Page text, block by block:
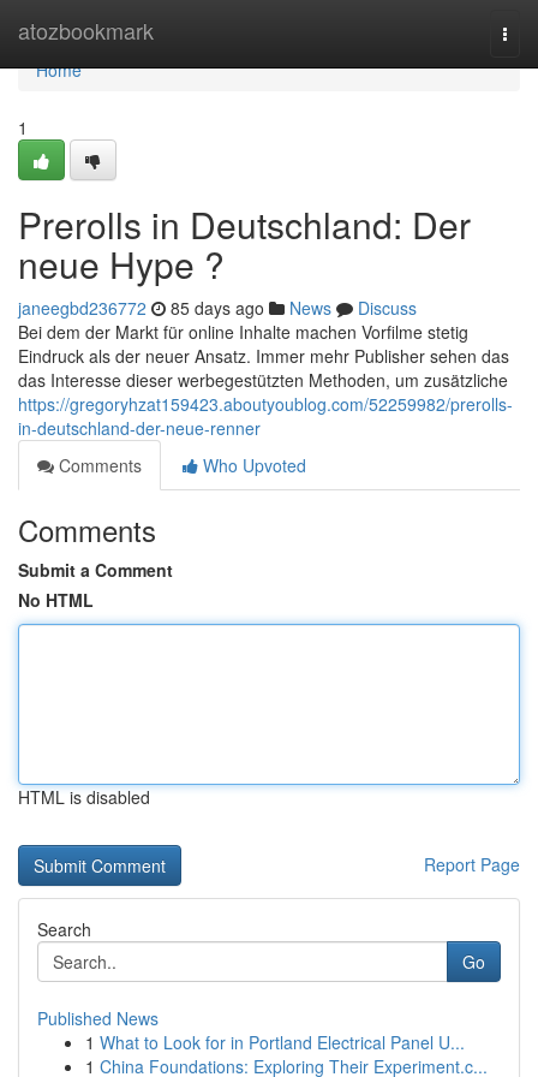
atozbookmark
Home
Home
1
Prerolls in Deutschland: Der
neue Hype ?
janeegbd236772 85 days ago News
Discuss
Bei dem der Markt für online Inhalte machen Vorfilme stetig
Eindruck als der neuer Ansatz. Immer mehr Publisher sehen das
das Interesse dieser werbegestützten Methoden, um zusätzliche
https://gregoryhzat159423.aboutyoublog.com/52259982/prerolls-
in-deutschland-der-neue-renner
Comments
Who Upvoted
Comments
Submit a Comment
No HTML
HTML is disabled
Report Page
Search
Go
Published News
1 What to Look for in Portland Electrical Panel U...
1 China Foundations: Exploring Their Experiment.c...